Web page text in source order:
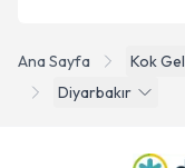
Ana Sayfa
Kok
Diyarbakır